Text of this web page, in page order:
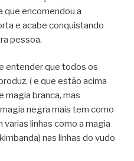
que encomendou a
e acabe conquistando
pessoa.
entender que todos os
( e que estão acima
magia branca, mas
negra mais tem como
varias linhas como a magia
nas linhas do vudo